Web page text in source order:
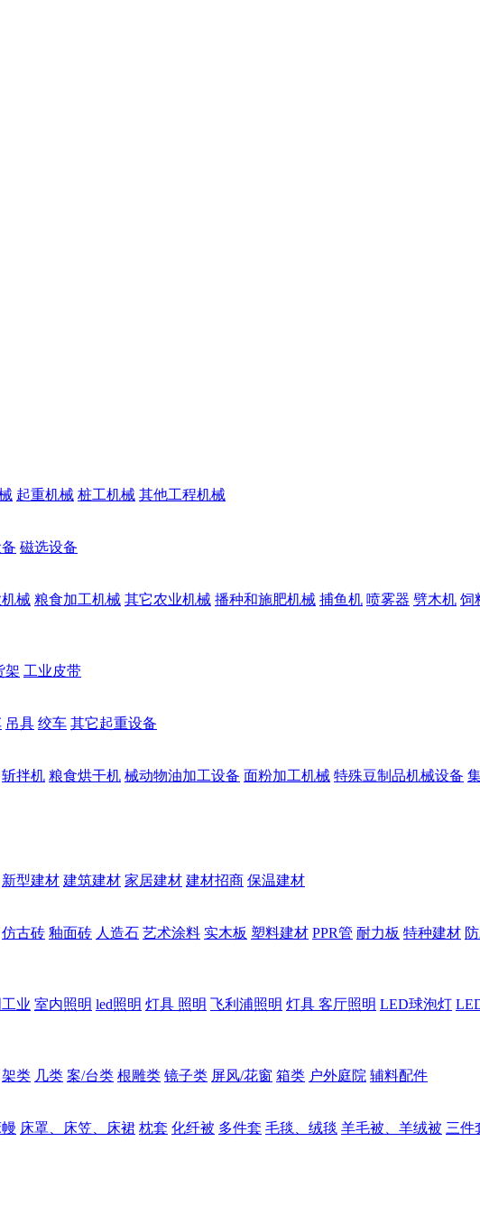
起重机械 桩工机械 其他工程机械
磁选设备
械 粮食加工机械 其它农业机械 播种和施肥机械 捕鱼机 喷雾器 劈木机 饲
架 工业皮带
吊具 绞车 其它起重设备
斩拌机 粮食烘干机 械动物油加工设备 面粉加工机械 特殊豆制品机械设备
新型建材 建筑建材 家居建材 建材招商 保温建材
仿古砖 釉面砖 人造石 艺术涂料 实木板 塑料建材 PPR管 耐力板 特种建材
业 室内照明 led照明 灯具 照明 飞利浦照明 灯具 客厅照明 LED球泡灯
架类 几类 案/台类 根雕类 镜子类 屏风/花窗 箱类 户外庭院 辅料配件
床罩、床笠、床裙 枕套 化纤被 多件套 毛毯、绒毯 羊毛被、羊绒被 三件